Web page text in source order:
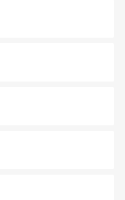
しめる外せないスポット